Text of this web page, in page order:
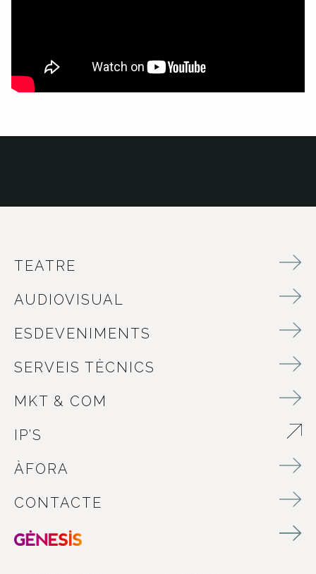
TEATRE
AUDIOVISUAL
ESDEVENIMENTS
SERVEIS TÈCNICS
MKT & COM
IP’S
ÀFORA
CONTACTE